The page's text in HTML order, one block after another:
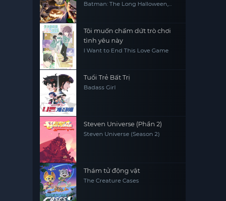
Batman: The Long Halloween,
Tôi muốn chấm dứt trò chơi
tình yêu này
I Want to End This Love Game
Tuổi Trẻ Bất Trị
Badass Girl
Steven Universe (Phần 2)
Steven Universe (Season 2)
Thám tử động vật
The Creature Cases